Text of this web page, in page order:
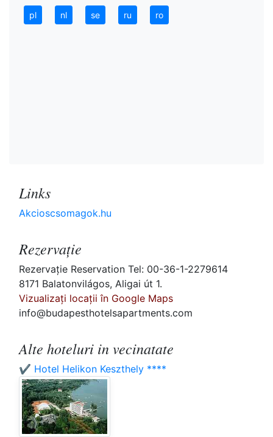
pl nl se ru ro
Links
Akcioscsomagok.hu
Rezervaţie
Rezervaţie Reservation Tel: 00-36-1-2279614
8171 Balatonvilágos, Aligai út 1.
Vizualizați locații în Google Maps
info@budapesthotelsapartments.com
Alte hoteluri in vecinatate
✔️ Hotel Helikon Keszthely ****